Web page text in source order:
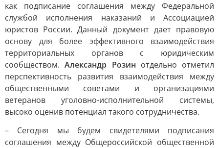
как подписание соглашения между Федеральной
службой исполнения наказаний и Ассоциацией
юристов России. Данный документ дает правовую
основу для более эффективного взаимодействия
территориальных органов с юридическим
сообществом.Александр Розин отдельно отметил
перспективность развития взаимодействия между
общественными советами и организациями
ветеранов уголовно-исполнительной системы,
высоко оценив потенциал такого сотрудничества.
– Сегодня мы будем свидетелями подписания
соглашения между Общероссийской общественной